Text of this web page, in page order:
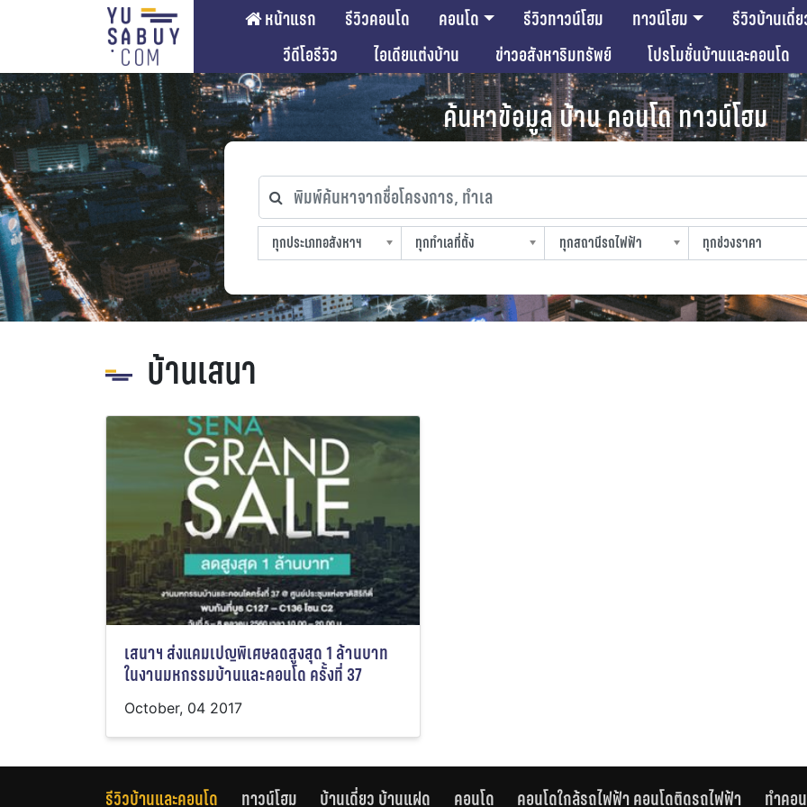
หน้าแรก รีวิวคอนโด คอนโด รีวิวทาวน์โฮม ทาวน์โฮม รีวิวบ้านเดี่
วีดีโอรีวิว
ไอเดียแต่งบ้าน ข่าวอสังหาริมทรัพย์ โปรโมชั่นบ้านและคอนโด
ค้นหาข้อมูล บ้าน คอนโด ทาวน์โฮม
พิมพ์ค้นหาจากชื่อโครงการ, ทำเล
ทุกประเภทอสังหาฯ
ทุกประเภทอสังหาฯ
ทุกทำเลที่ตั้ง
ทุกทำเลที่ตั้ง
ทุกสถานีรถไฟฟ้า
ทุกสถานีรถไฟฟ้า
ทุกช่วงราคา
ทุกช่วงราคา
บ้านเสนา
เสนาฯ ส่งแคมเปญพิเศษลดสูงสุด 1 ล้านบาท
ในงานมหกรรมบ้านและคอนโด ครั้งที่ 37
October, 04 2017
รีวิวบ้านและคอนโด ทาวน์โฮม บ้านเดี่ยว บ้านแฝด คอนโด คอนโดใกล้รถไฟฟ้า คอนโดติดรถไฟฟ้า ทำคอ